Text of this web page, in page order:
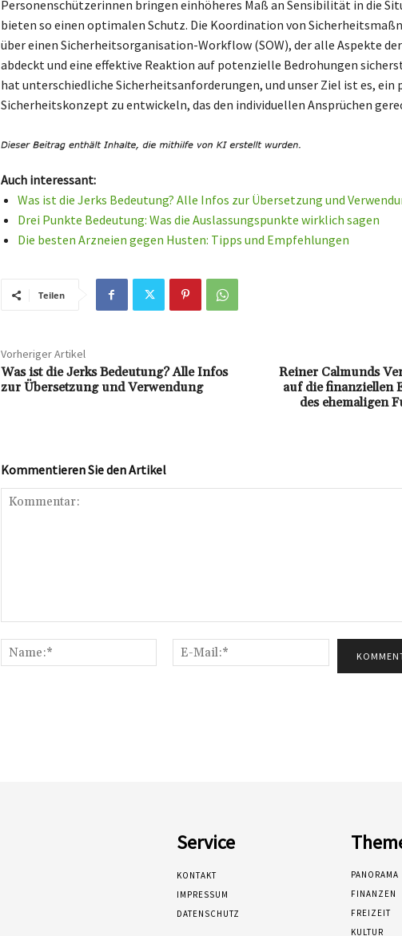
Personenschützerinnen bringen einhöheres Maß an Sensibilität in die
bieten so einen optimalen Schutz. Die Koordination von
über einen Sicherheitsorganisation-Workflow (SOW), der alle Aspekte
abdeckt und eine effektive Reaktion auf potenzielle Bedrohungen
hat unterschiedliche Sicherheitsanforderungen, und unser Ziel ist es, ein
Sicherheitskonzept zu entwickeln, das den individuellen Ansprüchen
Auch interessant:
Was ist die Jerks Bedeutung? Alle Infos zur Übersetzung und
Drei Punkte Bedeutung: Was die Auslassungspunkte wirklich sagen
Die besten Arzneien gegen Husten: Tipps und Empfehlungen
Teilen
Vorheriger Artikel
Was ist die Jerks Bedeutung? Alle Infos
zur Übersetzung und Verwendung
Reiner Calmunds
auf die finanziellen
des ehemaligen
Kommentieren Sie den Artikel
Name:*
Mail:*
Service
KONTAKT
IMPRESSUM
DATENSCHUTZ
PANORAMA
FINANZEN
FREIZEIT
KULTUR